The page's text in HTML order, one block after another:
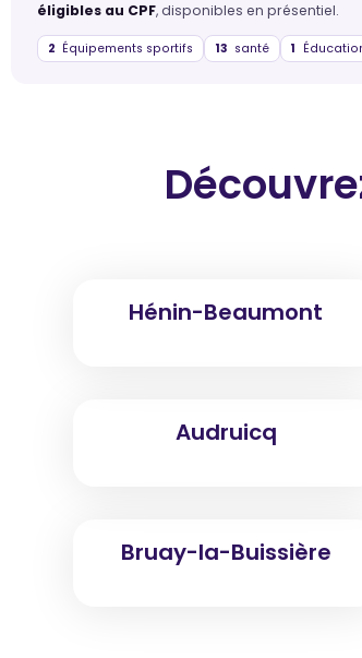
éligibles au CPF, disponibles en présentiel.
2 Équipements sportifs 13 santé 1
Hénin-Beaumont
Audruicq
Bruay-la-Buissière